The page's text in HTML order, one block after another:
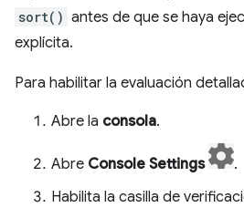
sort() antes de que se haya
explícita.
Para habilitar la evaluación
Abre la consola.
Abre Console Settings
.
Habilita la casilla de